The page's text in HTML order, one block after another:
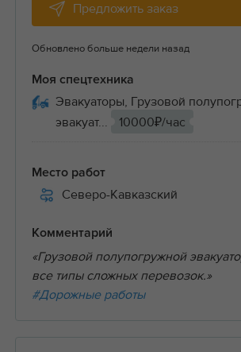
Предложить заказ
Обновлено больше недели назад
Моя спецтехника
Эвакуаторы, Грузовой
эвакуат...
10000₽/час
Место работ
Северо-Кавказский
Комментарий
«Грузовой полупогружной
все типы сложных перевозок.»
#Дорожные работы